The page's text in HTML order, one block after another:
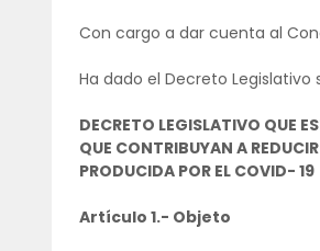
Con cargo a dar cuenta al
Ha dado el Decreto Legislativo
DECRETO LEGISLATIVO QUE
QUE CONTRIBUYAN A
PRODUCIDA POR EL COVID- 19
Artículo 1.- Objeto